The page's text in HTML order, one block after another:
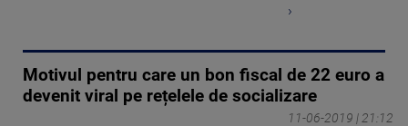
›
Motivul pentru care un bon fiscal de 22 euro a
devenit viral pe rețelele de socializare
11-06-2019 | 21:12